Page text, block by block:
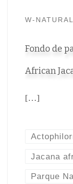
W-
Fondo de
African
[…]
Jacana
Parque